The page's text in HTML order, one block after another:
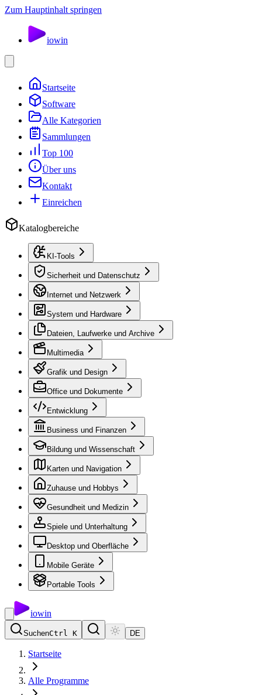
Zum Hauptinhalt springen
iowin
Startseite
Software
Alle Kategorien
Sammlungen
Top 100
Über uns
Kontakt
Einreichen
Katalogbereiche
KI-Tools
Sicherheit und Datenschutz
Internet und Netzwerk
System und Hardware
Dateien, Laufwerke und Archive
Multimedia
Grafik und Design
Office und Dokumente
Entwicklung
Business und Finanzen
Bildung und Wissenschaft
Karten und Navigation
Zuhause und Hobbys
Gesundheit und Medizin
Spiele und Unterhaltung
Desktop und Oberfläche
Mobile Geräte
Portable Tools
iowin
SuchenCtrl K DE
Startseite
Alle Programme